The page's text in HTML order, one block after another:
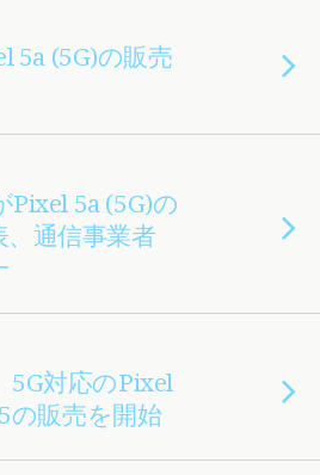
5a (5G)の販売
5a (5G)の
通信事業者
5G対応のPixel
の販売を開始